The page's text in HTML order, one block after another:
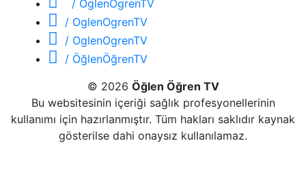
/ OglenOgrenTV
/ OglenOgrenTV
/ OglenOgrenTV
/ ÖğlenÖğrenTV
© 2026 Öğlen Öğren TV
Bu websitesinin içeriği sağlık profesyonellerinin
kullanımı için hazırlanmıştır. Tüm hakları saklıdır kaynak
gösterilse dahi onaysız kullanılamaz.